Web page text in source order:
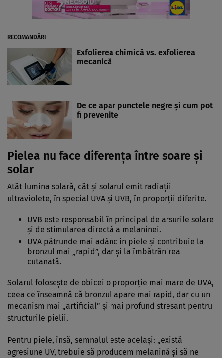
RECOMANDĂRI
Exfolierea chimică vs. exfolierea
mecanică
De ce apar punctele negre și cum pot
fi prevenite
Pielea nu face diferența între soare și
solar
Atât lumina solară, cât și solarul emit radiații
ultraviolete, în special UVA și UVB, în proporții diferite.
UVB este responsabil în principal de arsurile solare
și de stimularea directă a melaninei.
UVA pătrunde mai adânc în piele și contribuie la
bronzul mai „rapid”, dar și la îmbătrânirea
cutanată.
Solarul folosește de obicei o proporție mai mare de UVA,
ceea ce înseamnă că bronzul apare mai rapid, dar cu un
mecanism mai „artificial” și mai profund stresant pentru
structurile pielii.
Pentru piele, însă, semnalul este același: „există
agresiune UV, trebuie să producem melanină și să ne